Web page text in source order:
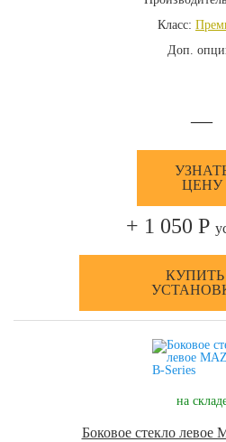
Класс:
Доп.
—
ЦЕНУ
+ 1 050 Р
КУПИТЬ
на
Боковое стекло левое